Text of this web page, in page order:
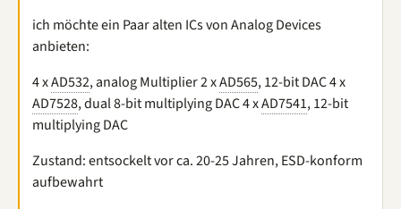
ich möchte ein Paar alten ICs von Analog Devices
anbieten:
4 xAD532, analog Multiplier 2 xAD565, 12-bit DAC 4 x
AD7528, dual 8-bit multiplying DAC 4 xAD7541, 12-bit
multiplying DAC
Zustand: entsockelt vor ca. 20-25 Jahren, ESD-konform
aufbewahrt